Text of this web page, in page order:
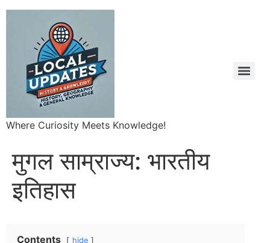
Where Curiosity Meets Knowledge!
मुगल साम्राज्य: भारतीय
इतिहास
Contents hide